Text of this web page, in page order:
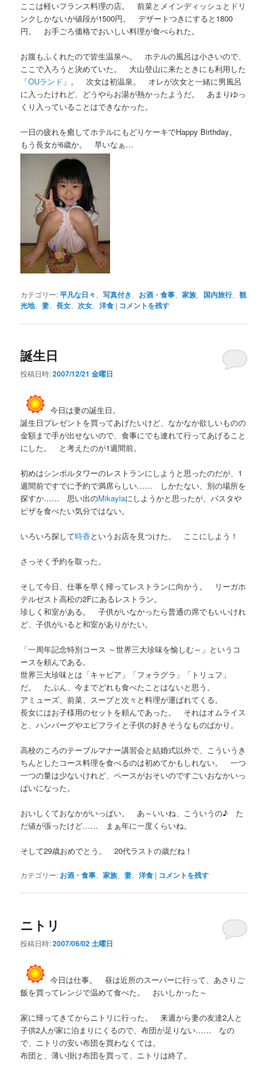
ここは軽いフランス料理の店。 前菜とメインディッシュとドリ
ンクしかないが値段が1500円。 デザートつきにすると1800
円。 お手ごろ価格でおいしい料理が食べられた。
お腹もふくれたので皆生温泉へ。 ホテルの風呂は小さいので、
ここで入ろうと決めていた。 大山登山に来たときにも利用した
「OUランド 」。 次女は初温泉。 オレが次女と一緒に男風呂
に入ったけれど、どうやらお湯が熱かったようだ。 あまりゆっ
くり入っていることはできなかった。
一日の疲れを癒してホテルにもどりケーキでHappy Birthday。
もう長女が6歳か。 早いなぁ…
カテゴリー:平凡な日々 、写真付き お酒・食事 、家族 国内旅行、観
光地、妻 、長女 、次女 、洋食 | コメントを残す
誕生日
投稿日時:2007/12/21 金曜日
今日は妻の誕生日。
誕生日プレゼントを買ってあげたいけど、なかなか欲しいものの
金額まで手が出せないので、食事にでも連れて行ってあげること
にした。 と考えたのが1週間前。
初めはシンボルタワーのレストランにしようと思ったのだが、1
週間前ですでに予約で満席らしい…… しかたない、別の場所を
探すか…… 思い出のMikaylaにしようかと思ったが、パスタや
ピザを食べたい気分ではない。
いろいろ探して時香というお店を見つけた。 ここにしよう！
さっそく予約を取った。
そして今日、仕事を早く帰ってレストランに向かう。 リーガホ
テルゼスト高松の2Fにあるレストラン。
珍しく和室がある。 子供がいなかったら普通の席でもいいけれ
ど、子供がいると和室がありがたい。
「一周年記念特別コース ～世界三大珍味を愉しむ～」というコ
ースを頼んである。
世界三大珍味とは「キャビア」「フォラグラ」「トリュフ」
だ。 たぶん、今までどれも食べたことはないと思う。
アミューズ、前菜、スープと次々と料理が運ばれてくる。
長女にはお子様用のセットを頼んであった。 それはオムライス
と、ハンバーグやエビフライと子供の好きそうなものばかり。
高校のころのテーブルマナー講習会と結婚式以外で、こういうき
ちんとしたコース料理を食べるのは初めてかもしれない。 一つ
一つの量は少ないけれど、ペースがおそいのですごいおなかいっ
ぱいになった。
おいしくておなかがいっぱい。 あ～いいね、こういうの♪ た
だ値が張ったけど…… まぁ年に一度くらいね。
そして29歳おめでとう。 20代ラストの歳だね！
カテゴリー: お酒・食事 、家族 、妻 、洋食 | コメントを残す
ニトリ
投稿日時:2007/06/02 土曜日
今日は仕事。 昼は近所のスーパーに行って、あさりご
飯を買ってレンジで温めて食べた。 おいしかった～
家に帰ってきてからニトリに行った。 来週から妻の友達2人と
子供2人が家に泊まりにくるので、布団が足りない…… なの
で、ニトリの安い布団を買わなくては。
布団と、薄い掛け布団を買って、ニトリは終了。